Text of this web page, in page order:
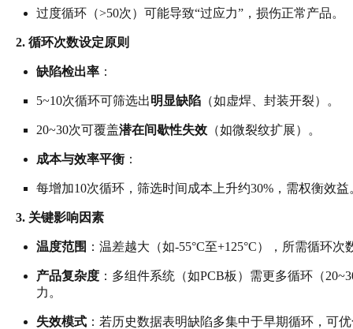
过度循环（>50次）可能导致“过应力”，损伤正常产品。
2. 循环次数设定原则
缺陷检出率 ：
5~10次循环可筛选出明显缺陷 （如虚焊、封装开裂）。
20~30次可覆盖潜在间歇性失效 （如微裂纹扩展）。
成本与效率平衡 ：
每增加10次循环，筛选时间成本上升约30%，需权衡效益
3. 关键影响因素
温度范围 ：温差越大（如-55°C至+125°C），所需循环次
产品复杂度 ：多组件系统（如PCB板）需更多循环（
力。
失效模式 ：若历史数据表明缺陷多集中于早期循环，可